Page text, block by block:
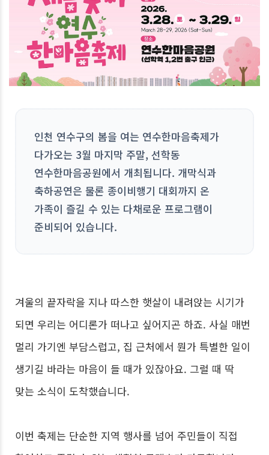
인천 연수구의 봄을 여는 연수한마음축제가
다가오는 3월 마지막 주말, 선학동
연수한마음공원에서 개최됩니다. 개막식과
축하공연은 물론 종이비행기 대회까지 온
가족이 즐길 수 있는 다채로운 프로그램이
준비되어 있습니다.
겨울의 끝자락을 지나 따스한 햇살이 내려앉는 시기가
되면 우리는 어디론가 떠나고 싶어지곤 하죠. 사실 매번
멀리 가기엔 부담스럽고, 집 근처에서 뭔가 특별한 일이
생기길 바라는 마음이 들 때가 있잖아요. 그럴 때 딱
맞는 소식이 도착했습니다.
이번 축제는 단순한 지역 행사를 넘어 주민들이 직접